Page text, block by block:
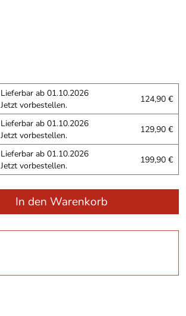
Lieferbar ab 01.10.2026
Jetzt vorbestellen.
124,90 €
Lieferbar ab 01.10.2026
Jetzt vorbestellen.
129,90 €
Lieferbar ab 01.10.2026
Jetzt vorbestellen.
199,90 €
In den Warenkorb